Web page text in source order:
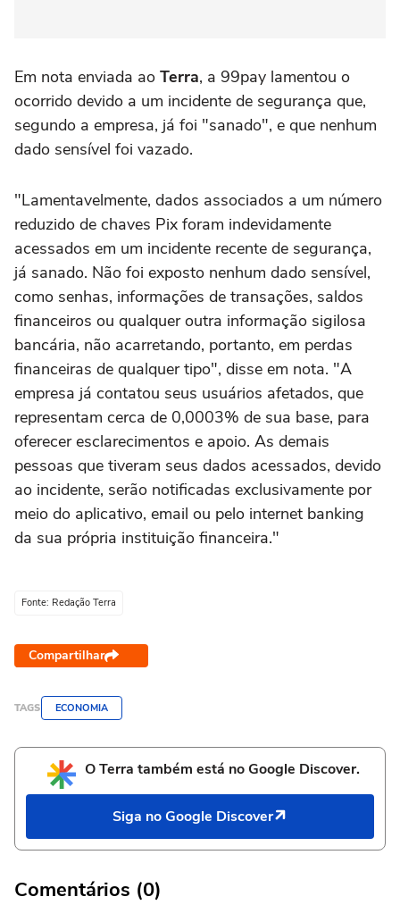
Em nota enviada ao Terra, a 99pay lamentou o
ocorrido devido a um incidente de segurança que,
segundo a empresa, já foi "sanado", e que nenhum
dado sensível foi vazado.
"Lamentavelmente, dados associados a um número
reduzido de chaves Pix foram indevidamente
acessados em um incidente recente de segurança,
já sanado. Não foi exposto nenhum dado sensível,
como senhas, informações de transações, saldos
financeiros ou qualquer outra informação sigilosa
bancária, não acarretando, portanto, em perdas
financeiras de qualquer tipo", disse em nota. "A
empresa já contatou seus usuários afetados, que
representam cerca de 0,0003% de sua base, para
oferecer esclarecimentos e apoio. As demais
pessoas que tiveram seus dados acessados, devido
ao incidente, serão notificadas exclusivamente por
meio do aplicativo, email ou pelo internet banking
da sua própria instituição financeira."
Fonte: Redação Terra
Compartilhar
TAGS ECONOMIA
O Terra também está no Google Discover.
Siga no Google Discover
Comentários (0)